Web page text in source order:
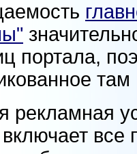
портала,
рекламная
включает